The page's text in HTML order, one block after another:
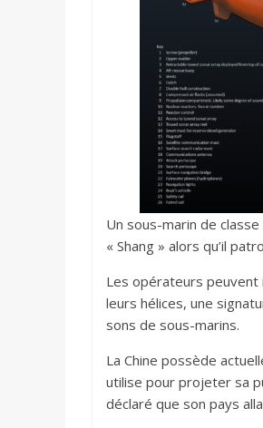
Un sous-marin de
« Shang » alors qu’il
Les opérateurs
leurs hélices, une
sons de sous-marins.
La Chine possède
utilise pour projeter sa
déclaré que son pays